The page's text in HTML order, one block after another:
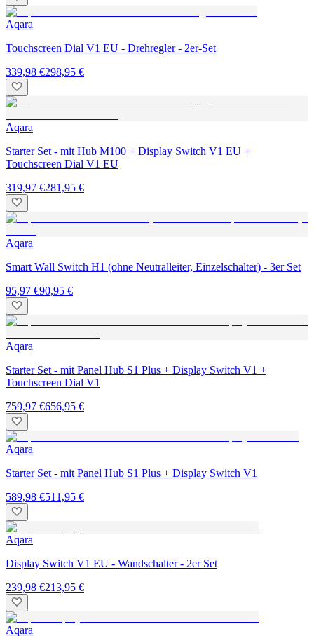
Aqara
Touchscreen Dial V1 EU - Drehregler - 2er-Set
339,98 €298,95 €
Aqara
Starter Set - mit Hub M100 + Display Switch V1 EU +
Touchscreen Dial V1 EU
319,97 €281,95 €
Aqara
Smart Wall Switch H1 (ohne Neutralleiter, Einzelschalter) - 3er Set
95,97 €90,95 €
Aqara
Starter Set - mit Panel Hub S1 Plus + Display Switch V1 +
Touchscreen Dial V1
759,97 €656,95 €
Aqara
Starter Set - mit Panel Hub S1 Plus + Display Switch V1
589,98 €511,95 €
Aqara
Display Switch V1 EU - Wandschalter - 2er Set
239,98 €213,95 €
Aqara